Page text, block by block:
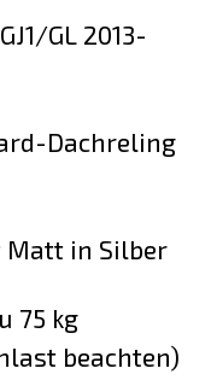
GL 2013-
Dachreling
Matt in Silber
75 kg
beachten)